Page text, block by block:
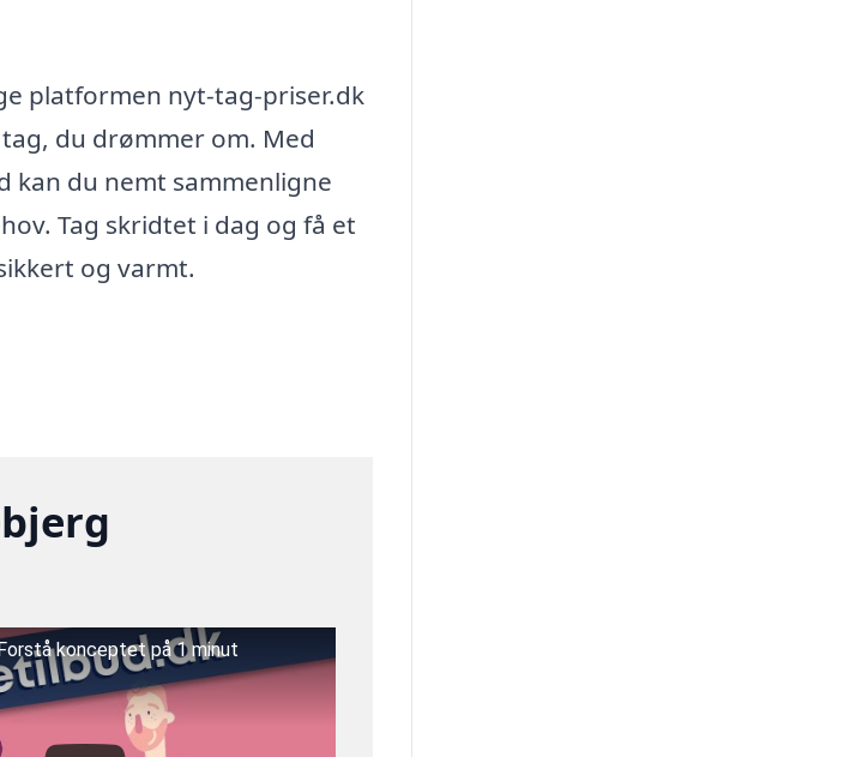
platformen nyt-tag-priser.dk
du drømmer om. Med
du nemt sammenligne
Tag skridtet i dag og få et
og varmt.
konceptet på 1 minut